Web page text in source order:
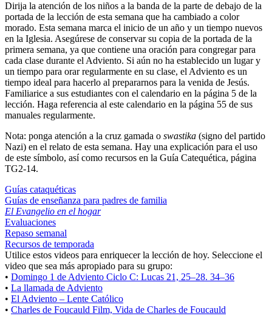
Dirija la atención de los niños a la banda de la parte de debajo de la
portada de la lección de esta semana que ha cambiado a color
morado. Esta semana marca el inicio de un año y un tiempo nuevos
en la Iglesia. Asegúrese de conservar su copia de la portada de la
primera semana, ya que contiene una oración para congregar para
cada clase durante el Adviento. Si aún no ha establecido un lugar y
un tiempo para orar regularmente en su clase, el Adviento es un
tiempo ideal para hacerlo al prepararnos para la venida de Jesús.
Familiarice a sus estudiantes con el calendario en la página 5 de la
lección. Haga referencia al este calendario en la página 55 de sus
manuales regularmente.
Nota: ponga atención a la cruz gamada o swastika (signo del partido
Nazi) en el relato de esta semana. Hay una explicación para el uso
de este símbolo, así como recursos en la Guía Catequética, página
TG2-14.
Guías cataquéticas
Guías de enseñanza para padres de familia
El Evangelio en el hogar
Evaluaciones
Repaso semanal
Recursos de temporada
Utilice estos videos para enriquecer la lección de hoy. Seleccione el
video que sea más apropiado para su grupo:
• Domingo 1 de Adviento Ciclo C: Lucas 21, 25–28. 34–36
• La llamada de Adviento
• El Adviento – Lente Católico
• Charles de Foucauld Film, Vida de Charles de Foucauld